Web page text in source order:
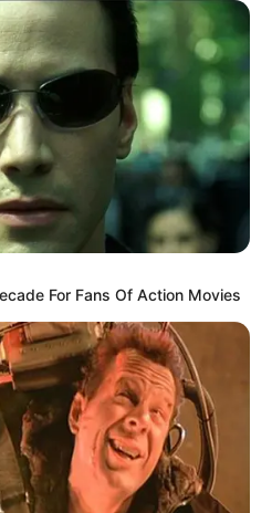
For Fans Of Action Movies